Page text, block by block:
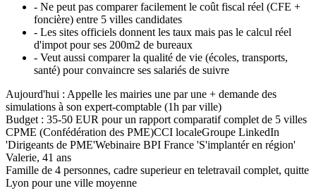
- Ne peut pas comparer facilement le coût fiscal réel (CFE +
foncière) entre 5 villes candidates
- Les sites officiels donnent les taux mais pas le calcul réel
d'impot pour ses 200m2 de bureaux
- Veut aussi comparer la qualité de vie (écoles, transports,
santé) pour convaincre ses salariés de suivre
Aujourd'hui : Appelle les mairies une par une + demande des
simulations à son expert-comptable (1h par ville)
Budget : 35-50 EUR pour un rapport comparatif complet de 5 villes
CPME (Confédération des PME)CCI localeGroupe LinkedIn
'Dirigeants de PME'Webinaire BPI France 'S'implantér en région'
Valerie, 41 ans
Famille de 4 personnes, cadre superieur en teletravail complet, quitte
Lyon pour une ville moyenne